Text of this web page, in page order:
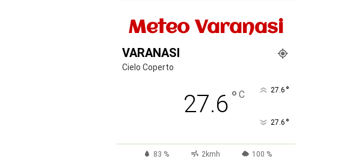
Meteo Varanasi
VARANASI
Cielo Coperto
27.6 ° C 27.6 °
27.6 °
83 % 2kmh 100 %